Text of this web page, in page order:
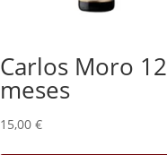
Carlos Moro 12
meses
15,00 €